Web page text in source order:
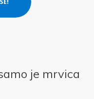
je mrvica